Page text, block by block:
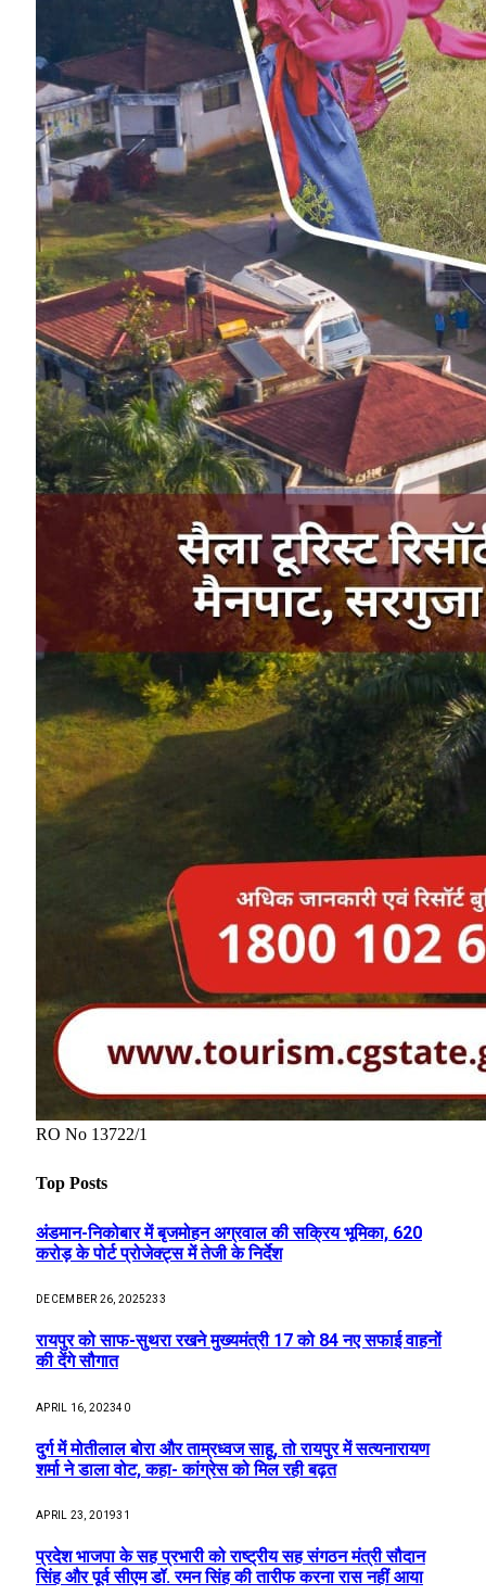
RO No 13722/1
Top Posts
अंडमान-निकोबार में बृजमोहन अग्रवाल की सक्रिय भूमिका, 620
करोड़ के पोर्ट प्रोजेक्ट्स में तेजी के निर्देश
DECEMBER 26, 2025233
रायपुर को साफ-सुथरा रखने मुख्यमंत्री 17 को 84 नए सफाई वाहनों
की देंगे सौगात
APRIL 16, 202340
दुर्ग में मोतीलाल बोरा और ताम्रध्वज साहू, तो रायपुर में सत्यनारायण
शर्मा ने डाला वोट, कहा- कांग्रेस को मिल रही बढ़त
APRIL 23, 201931
प्रदेश भाजपा के सह प्रभारी को राष्ट्रीय सह संगठन मंत्री सौदान
सिंह और पूर्व सीएम डॉ. रमन सिंह की तारीफ करना रास नहीं आया